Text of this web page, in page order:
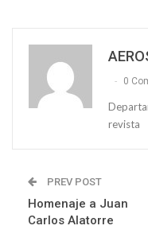
0
revista
PREV POST
Homenaje a Juan
Carlos Alatorre